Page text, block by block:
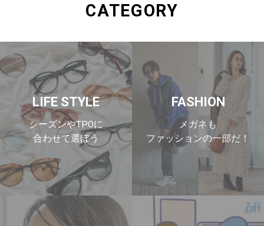
CATEGORY
LIFE STYLE
シーズンやTPOに
合わせて選ぼう
FASHION
メガネも
ファッションの一部だ！